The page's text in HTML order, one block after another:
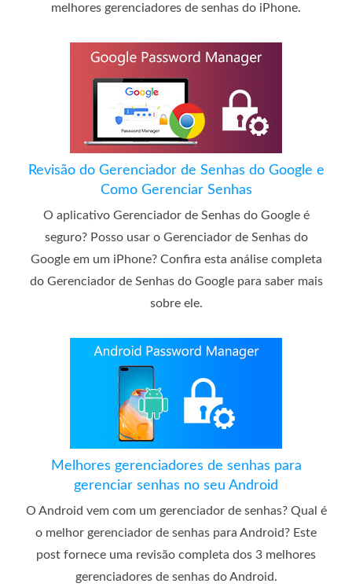
melhores gerenciadores de senhas do iPhone.
Revisão do Gerenciador de Senhas do Google e
Como Gerenciar Senhas
O aplicativo Gerenciador de Senhas do Google é
seguro? Posso usar o Gerenciador de Senhas do
Google em um iPhone? Confira esta análise completa
do Gerenciador de Senhas do Google para saber mais
sobre ele.
Melhores gerenciadores de senhas para
gerenciar senhas no seu Android
O Android vem com um gerenciador de senhas? Qual é
o melhor gerenciador de senhas para Android? Este
post fornece uma revisão completa dos 3 melhores
gerenciadores de senhas do Android.